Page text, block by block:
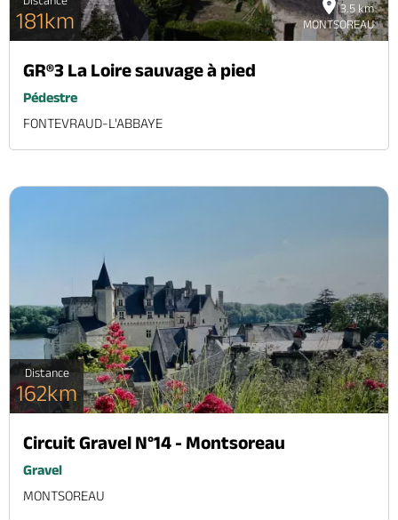
3.5 km
MONTSOREAU
181km
GR®3 La Loire sauvage à pied
Pédestre
FONTEVRAUD-L'ABBAYE
Distance
162km
Circuit Gravel N°14 - Montsoreau
Gravel
MONTSOREAU